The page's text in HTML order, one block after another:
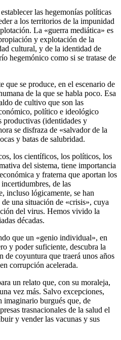
las hegemonías políticas
a los territorios de la impunidad
La «guerra mediática» es
y explotación de la
cultural, y de la identidad de
hegemónico como si se tratase de
que se produce, en el escenario de
de la que se habla poco. Esa
de cultivo que son las
político e ideológico
productivas (identidades y
se disfraza de «salvador de la
y batas de salubridad.
los científicos, los políticos, los
del sistema, tiene importancia
y fraterna que aportan los
de las
incluso lógicamente, se han
una situación de «crisis», cuya
del virus. Hemos vivido la
décadas.
que un «genio individual», en
y poder suficiente, descubra la
de coyuntura que traerá unos años
corrupción acelerada.
un relato que, con su moraleja,
vez más. Salvo excepciones,
imaginario burgués que, de
trasnacionales de la salud el
y vender las vacunas y sus